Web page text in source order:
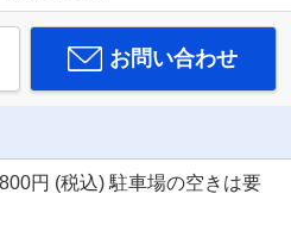
お問い合わせ
円 (税込) 駐車場の空きは要